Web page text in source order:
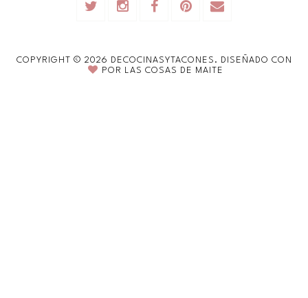
COPYRIGHT © 2026 DECOCINASYTACONES.
DISEÑADO CON
POR
LAS COSAS DE MAITE